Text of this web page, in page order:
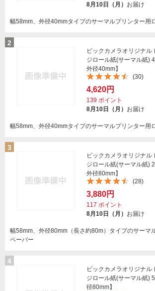
8月10日（月） お届け
幅58mm、外径40mmタイプのサーマルプリンター用
2
ビックカメラオリジナル
ジロール紙(サーマル紙)
外径40mm】
(30)
4,620円
139 ポイント
8月10日（月） お届け
幅58mm、外径40mmタイプのサーマルプリンター用
3
ビックカメラオリジナル
ジロール紙(サーマル紙)
外径80mm】
(28)
3,880円
117 ポイント
8月10日（月） お届け
幅58mm、外径80mm（長さ約80m）タイプのサーマ
ペーパー
4
ビックカメラオリジナル
ジロール紙(サーマル紙)
径80mm】